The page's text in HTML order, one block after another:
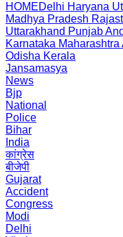
HOMEDelhi Haryana
Madhya Pradesh
Uttarakhand Punjab
Karnataka Maharashtra
Odisha Kerala
Jansamasya
News
Bjp
National
Police
Bihar
India
कांग्रेस
बीजेपी
Gujarat
Accident
Congress
Modi
Delhi